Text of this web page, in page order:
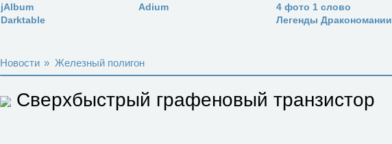
jAlbum
Darktable
Adium
4 фото 1 слово
Легенды Дракономании
Новости » Железный полигон
Сверхбыстрый графеновый транзистор